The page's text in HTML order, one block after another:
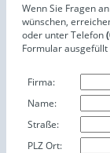
Wenn Sie Fragen
wünschen,
oder unter Telefon
Formular ausgefüllt
Firma:
Name:
Straße:
PLZ Ort: